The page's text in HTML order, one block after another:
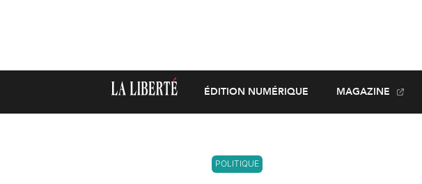
ÉDITION NUMÉRIQUE MAGAZINE
POLITIQUE